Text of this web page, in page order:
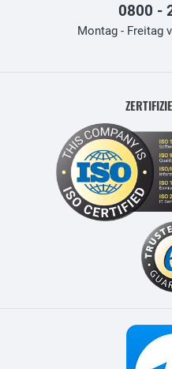
0800 -
Montag - Freitag